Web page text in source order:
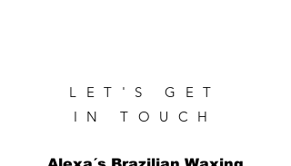
LET'S GET
IN TOUCH